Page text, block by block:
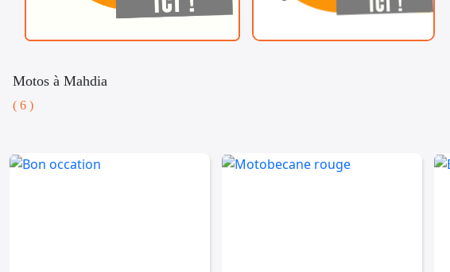
Motos à Mahdia
( 6 )